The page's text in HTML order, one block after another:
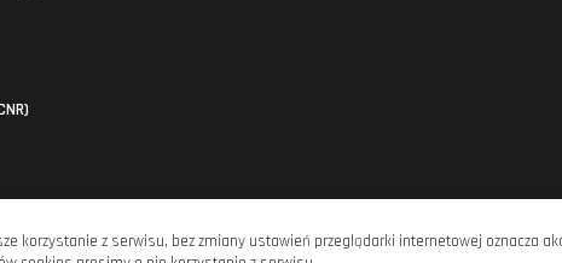
korzystanie z serwisu, bez zmiany ustawień przeglądarki internetowej oznacza